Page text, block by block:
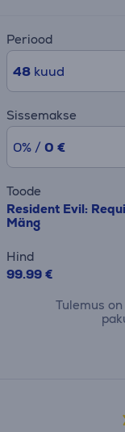
Periood
48kuud
Sissemakse
0% / 0 €
Toode
Resident Evil:
Mäng
Hind
99.99 €
Tulemus